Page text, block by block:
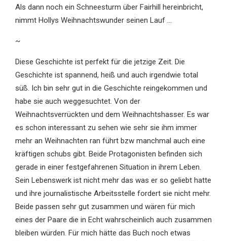
Als dann noch ein Schneesturm über Fairhill hereinbricht,
nimmt Hollys Weihnachtswunder seinen Lauf …
~
Diese Geschichte ist perfekt für die jetzige Zeit. Die
Geschichte ist spannend, heiß und auch irgendwie total
süß. Ich bin sehr gut in die Geschichte reingekommen und
habe sie auch weggesuchtet. Von der
Weihnachtsverrückten und dem Weihnachtshasser. Es war
es schon interessant zu sehen wie sehr sie ihm immer
mehr an Weihnachten ran führt bzw manchmal auch eine
kräftigen schubs gibt. Beide Protagonisten befinden sich
gerade in einer festgefahrenen Situation in ihrem Leben.
Sein Lebenswerk ist nicht mehr das was er so geliebt hatte
und ihre journalistische Arbeitsstelle fordert sie nicht mehr.
Beide passen sehr gut zusammen und wären für mich
eines der Paare die in Echt wahrscheinlich auch zusammen
bleiben würden. Für mich hätte das Buch noch etwas